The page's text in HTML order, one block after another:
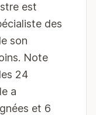
est
des
son
Note
24
a
et 6